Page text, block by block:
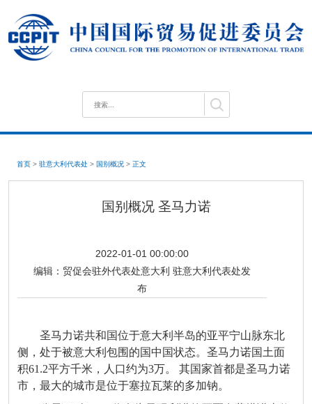
首页 > 驻意大利代表处 > 国别概况 > 正文
国别概况 圣马力诺
2022-01-01 00:00:00
编辑： 贸促会驻外代表处意大利 驻意大利代表处发
布
圣马力诺共和国位于意大利半岛的亚平宁山脉东北
侧，处于被意大利包围的国中国状态。圣马力诺国土面
积61.2平方千米，人口约为3万。 其国家首都是圣马力诺
市，最大的城市是位于塞拉瓦莱的多加钠。